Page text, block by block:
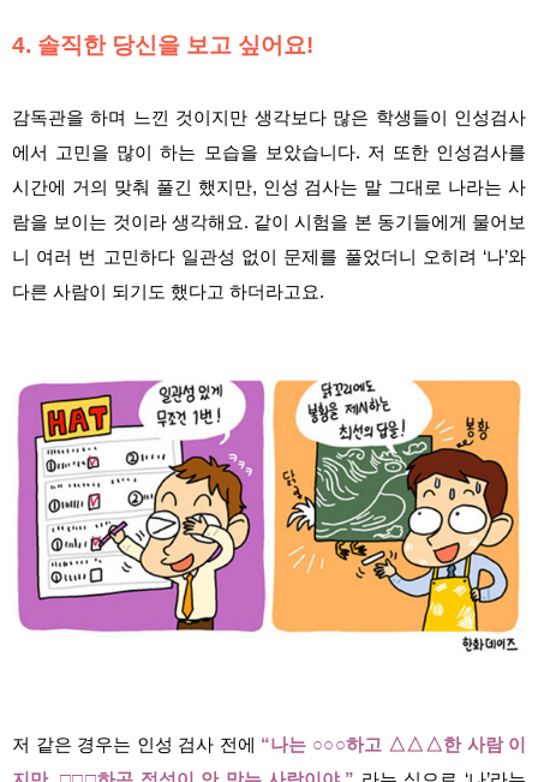
4. 솔직한 당신을 보고 싶어요!
감독관을 하며 느낀 것이지만 생각보다 많은 학생들이 인성검사
에서 고민을 많이 하는 모습을 보았습니다. 저 또한 인성검사를
시간에 거의 맞춰 풀긴 했지만, 인성 검사는 말 그대로 나라는 사
람을 보이는 것이라 생각해요. 같이 시험을 본 동기들에게 물어보
니 여러 번 고민하다 일관성 없이 문제를 풀었더니 오히려 ‘나’와
다른 사람이 되기도 했다고 하더라고요.
저 같은 경우는 인성 검사 전에 “나는 ○○○하고 △△△한 사람 이